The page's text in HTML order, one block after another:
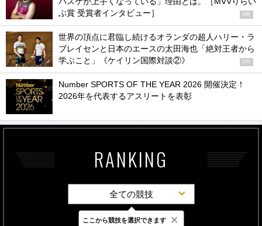
ぶ賞 受賞者インタビュー］
PR
世界の頂点に君臨し続けるオランダの超人ハリー・ラ
ブレイセンと日本のエースの太田海也「絶対王者から
学ぶこと」《ケイリン国際対談②》
PR
Number SPORTS OF THE YEAR 2026 開催決定！
2026年を代表するアスリートを表彰
RANKING
全ての競技
最新 24時間 週間
ここから競技を選択できます ×